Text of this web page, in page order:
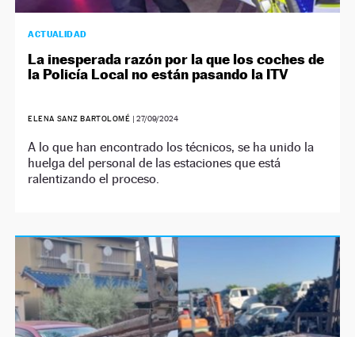
ACTUALIDAD
La inesperada razón por la que los coches de
la Policía Local no están pasando la ITV
ELENA SANZ BARTOLOMÉ | 27/09/2024
A lo que han encontrado los técnicos, se ha unido la
huelga del personal de las estaciones que está
ralentizando el proceso.